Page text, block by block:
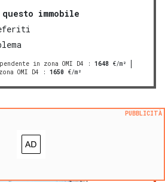
questo immobile
in zona OMI D4 : 1648 €/m²
OMI D4 : 1650 €/m²
via Enrico
PREMIUM
PUBBLICITÀ